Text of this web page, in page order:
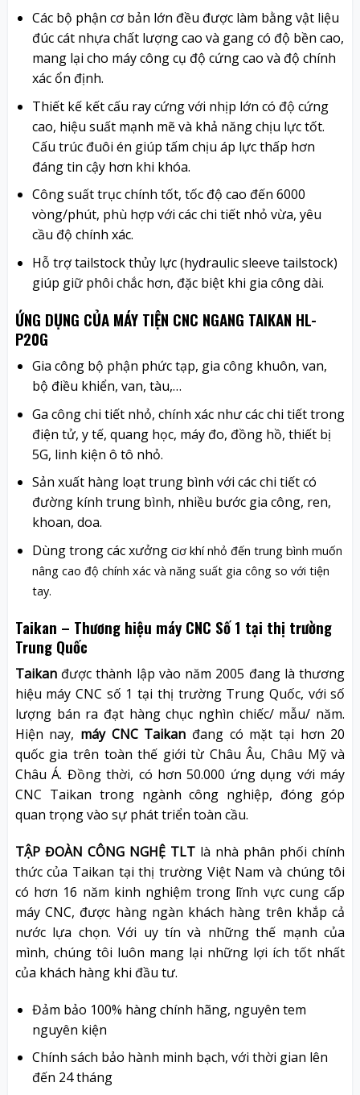
Các bộ phận cơ bản lớn đều được làm bằng vật liệu
đúc cát nhựa chất lượng cao và gang có độ bền cao,
mang lại cho máy công cụ độ cứng cao và độ chính
xác ổn định.
Thiết kế kết cấu ray cứng với nhịp lớn có độ cứng
cao, hiệu suất mạnh mẽ và khả năng chịu lực tốt.
Cấu trúc đuôi én giúp tấm chịu áp lực thấp hơn
đáng tin cậy hơn khi khóa.
Công suất trục chính tốt, tốc độ cao đến 6000
vòng/phút, phù hợp với các chi tiết nhỏ vừa, yêu
cầu độ chính xác.
Hỗ trợ tailstock thủy lực (hydraulic sleeve tailstock)
giúp giữ phôi chắc hơn, đặc biệt khi gia công dài.
ỨNG DỤNG CỦA MÁY TIỆN CNC NGANG TAIKAN HL-
P20G
Gia công bộ phận phức tạp, gia công khuôn, van,
bộ điều khiển, van, tàu,…
Ga công chi tiết nhỏ, chính xác như các chi tiết trong
điện tử, y tế, quang học, máy đo, đồng hồ, thiết bị
5G, linh kiện ô tô nhỏ.
Sản xuất hàng loạt trung bình với các chi tiết có
đường kính trung bình, nhiều bước gia công, ren,
khoan, doa.
Dùng trong các xưởng ciơ khí nhỏ đến trung bình muốn
nâng cao độ chính xác và năng suất gia công so với tiện
tay.
Taikan – Thương hiệu máy CNC Số 1 tại thị trường
Trung Quốc
Taikanđược thành lập vào năm 2005 đang là thương
hiệu máy CNC số 1 tại thị trường Trung Quốc, với số
lượng bán ra đạt hàng chục nghìn chiếc/ mẫu/ năm.
Hiện nay, máy CNC Taikan đang có mặt tại hơn 20
quốc gia trên toàn thế giới từ Châu Âu, Châu Mỹ và
Châu Á. Đồng thời, có hơn 50.000 ứng dụng với máy
CNC Taikan trong ngành công nghiệp, đóng góp
quan trọng vào sự phát triển toàn cầu.
TẬP ĐOÀN CÔNG NGHỆ TLTlà nhà phân phối chính
thức của Taikan tại thị trường Việt Nam và chúng tôi
có hơn 16 năm kinh nghiệm trong lĩnh vực cung cấp
máy CNC, được hàng ngàn khách hàng trên khắp cả
nước lựa chọn. Với uy tín và những thế mạnh của
mình, chúng tôi luôn mang lại những lợi ích tốt nhất
của khách hàng khi đầu tư.
Đảm bảo 100% hàng chính hãng, nguyên tem
nguyên kiện
Chính sách bảo hành minh bạch, với thời gian lên
đến 24 tháng